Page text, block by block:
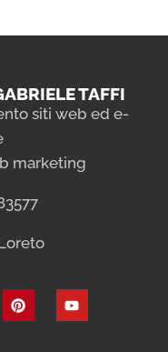
TAFFI
siti web ed e-
marketing